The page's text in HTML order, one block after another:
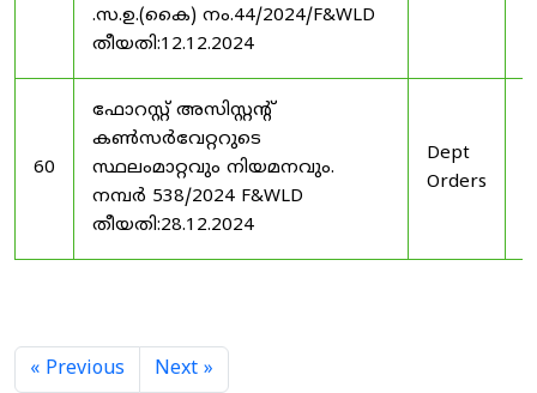
.സ.ഉ.(കൈ) നം.44/2024/F&WLD
തീയതി:12.12.2024
60
ഫോറസ്റ്റ് അസിസ്റ്റൻ്റ്
കൺസർവേറ്ററുടെ
സ്ഥലംമാറ്റവും നിയമനവും.
നമ്പർ 538/2024 F&WLD
തീയതി:28.12.2024
Dept
Orders
« Previous Next »